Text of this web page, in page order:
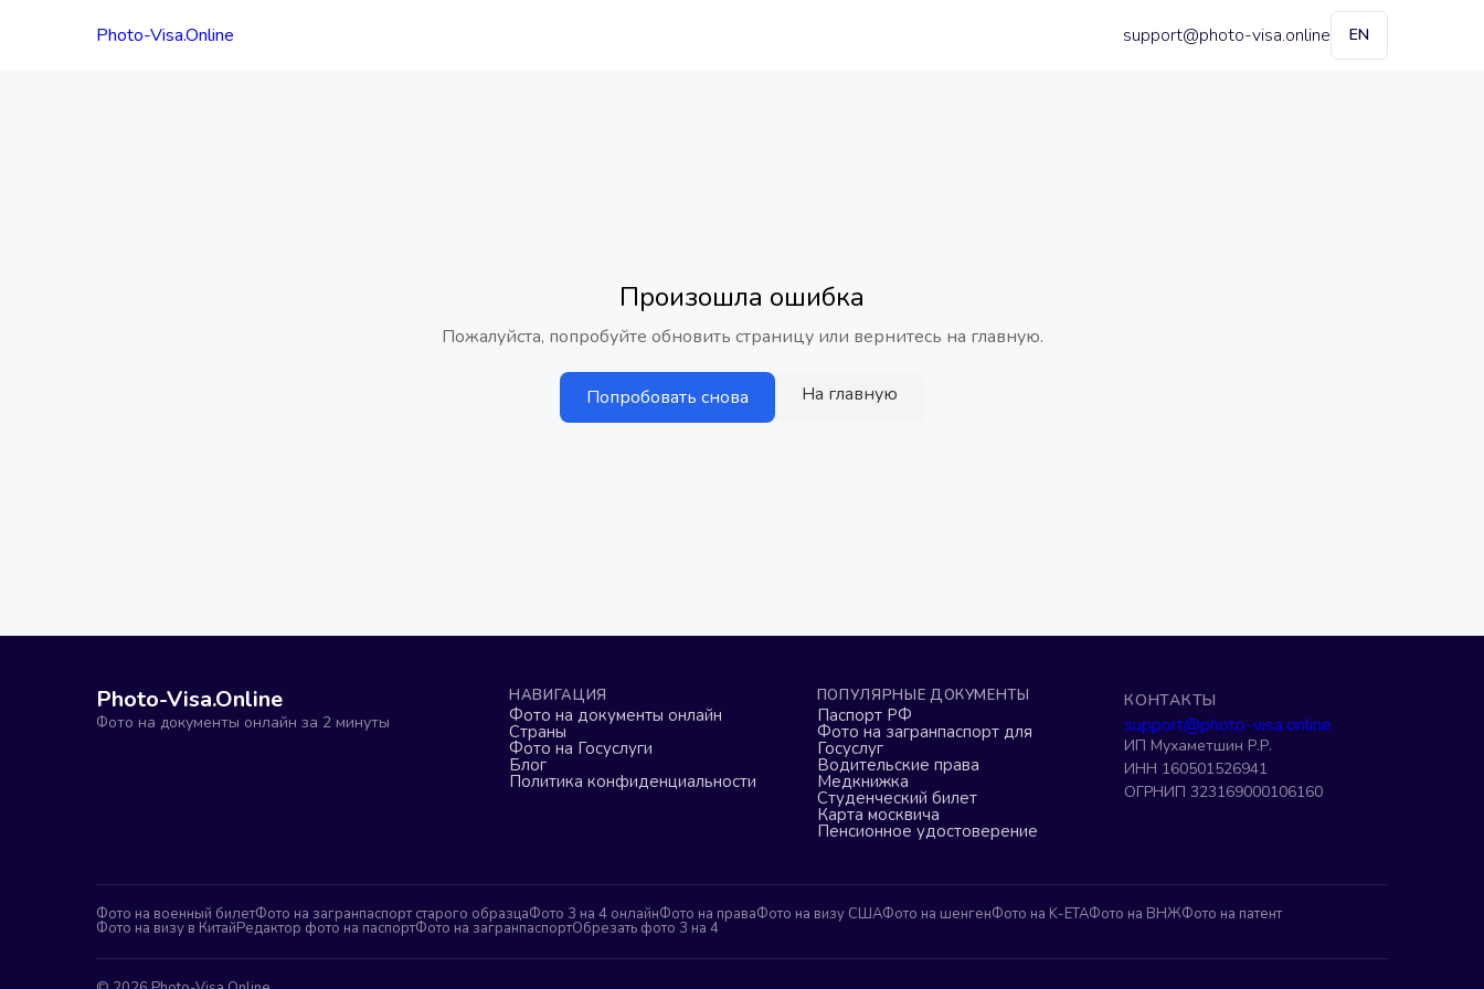
Photo-Visa.Online support@photo-visa.online EN
Произошла ошибка
Пожалуйста, попробуйте обновить страницу или вернитесь на главную.
Попробовать снова На главную
Photo-Visa.Online
Фото на документы онлайн за 2 минуты
НАВИГАЦИЯ
Фото на документы онлайн
Страны
Фото на Госуслуги
Блог
Политика конфиденциальности
ПОПУЛЯРНЫЕ ДОКУМЕНТЫ
Паспорт РФ
Фото на загранпаспорт для
Госуслуг
Водительские права
Медкнижка
Студенческий билет
Карта москвича
Пенсионное удостоверение
КОНТАКТЫ
support@photo-visa.online
ИП Мухаметшин Р.Р.
ИНН 160501526941
ОГРНИП 323169000106160
Фото на военный билетФото на загранпаспорт старого образцаФото 3 на 4 онлайнФото на праваФото на визу СШАФото на шенгенФото на K-ETAФото на ВНЖФото на патент
Фото на визу в КитайРедактор фото на паспортФото на загранпаспортОбрезать фото 3 на 4